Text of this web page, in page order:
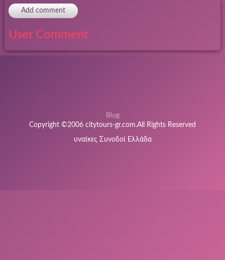
Add comment
User Comment
Blog
Copyright ©2006 citytours-gr.com.All Rights Reserved
υναίκες Συνοδοί Ελλάδα